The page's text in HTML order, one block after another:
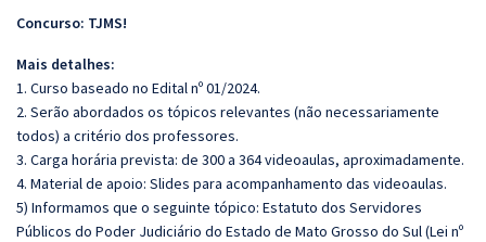
Concurso: TJMS!
Mais detalhes:
1. Curso baseado no Edital nº 01/2024.
2. Serão abordados os tópicos relevantes (não necessariamente
todos) a critério dos professores.
3. Carga horária prevista: de 300 a 364 videoaulas, aproximadamente.
4. Material de apoio: Slides para acompanhamento das videoaulas.
5) Informamos que o seguinte tópico: Estatuto dos Servidores
Públicos do Poder Judiciário do Estado de Mato Grosso do Sul (Lei nº